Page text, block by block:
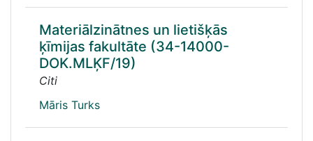
Materiālzinātnes un lietišķās
ķīmijas fakultāte (34-14000-
DOK.MLĶF/19)
Citi
Māris Turks